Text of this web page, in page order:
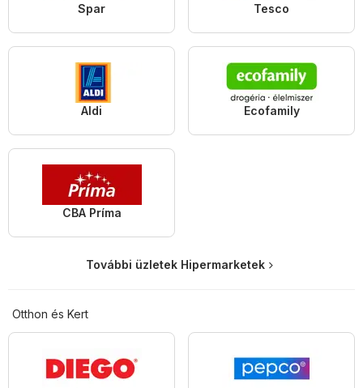
Spar Tesco
Aldi Ecofamily
CBA Príma
További üzletek Hipermarketek
Otthon és Kert